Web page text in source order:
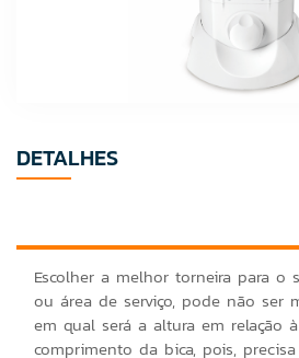
DETALHES
Escolher a melhor torneira para o
ou área de serviço, pode não ser
em qual será a altura em relação
comprimento da bica, pois,